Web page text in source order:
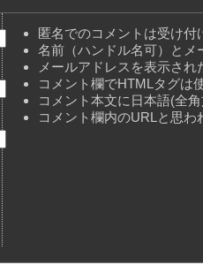
匿名でのコメントは受け付
名前（ハンドル名可）とメ
メールアドレスを表示さ
コメント欄でHTMLタグは
コメント本文に日本語(全
コメント欄内のURLと思